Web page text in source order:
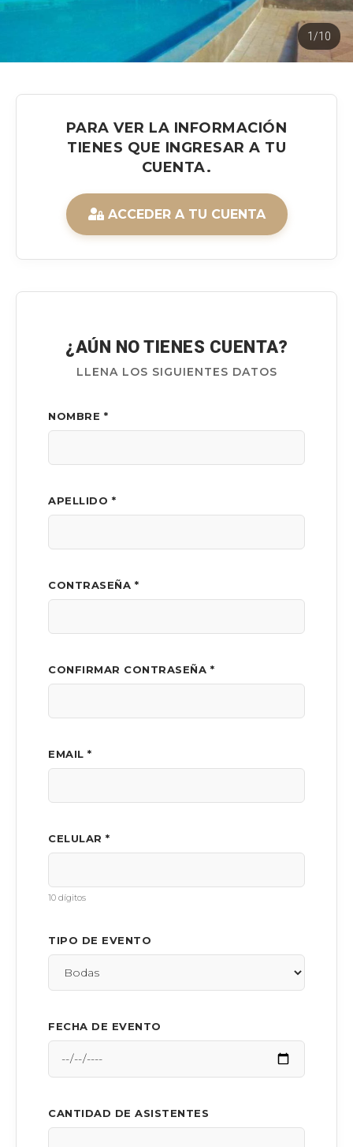
1/10
PARA VER LA INFORMACIÓN
TIENES QUE INGRESAR A TU
CUENTA.
ACCEDER A TU CUENTA
¿AÚN NO TIENES CUENTA?
LLENA LOS SIGUIENTES DATOS
NOMBRE *
APELLIDO *
CONTRASEÑA *
CONFIRMAR CONTRASEÑA *
EMAIL *
CELULAR *
10 dígitos
TIPO DE EVENTO
FECHA DE EVENTO
CANTIDAD DE ASISTENTES